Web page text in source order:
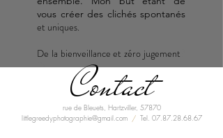
vous créer des clichés spontanés
et uniques.
De la bienveillance et zéro jugement
D
Contact
rue de Bleuets, Hartzviller, 57870
littlegreedyphotographie@gmail.com /Tel. 07.87.28.68.67